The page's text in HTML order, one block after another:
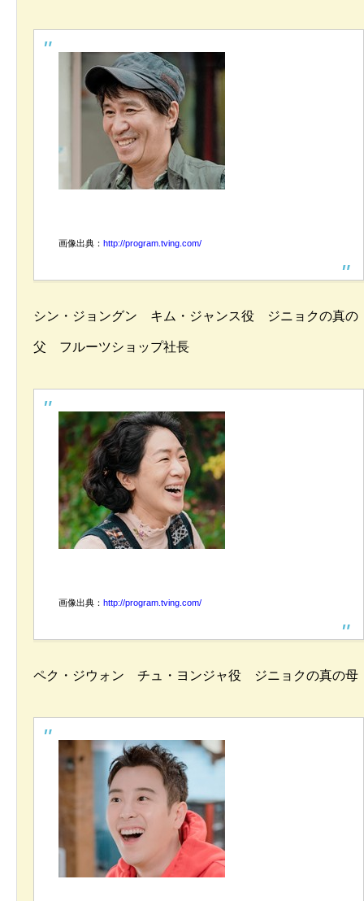
画像出典： http://program.tving.com/
シン・ジョングン キム・ジャンス役 ジニョクの真の
父 フルーツショップ社長
画像出典： http://program.tving.com/
ペク・ジウォン チュ・ヨンジャ役 ジニョクの真の母